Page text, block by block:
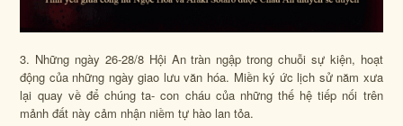
3. Những ngày 26-28/8 Hội An tràn ngập trong chuỗi sự kiện, hoạt
động của những ngày giao lưu văn hóa. Miền ký ức lịch sử năm xưa
lại quay về để chúng ta- con cháu của những thế hệ tiếp nối trên
mảnh đất này cảm nhận niềm tự hào lan tỏa.